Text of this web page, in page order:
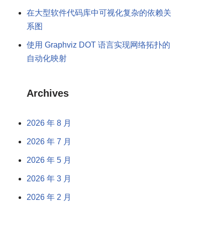
在大型软件代码库中可视化复杂的依赖关
系图
使用 Graphviz DOT 语言实现网络拓扑的
自动化映射
Archives
2026 年 8 月
2026 年 7 月
2026 年 5 月
2026 年 3 月
2026 年 2 月